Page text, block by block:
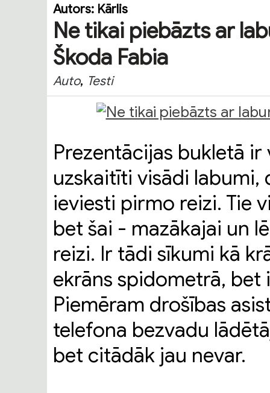
Autors: Kārlis
Ne tikai piebāzts ar
Škoda Fabia
Auto, Testi
Prezentācijas bukletā ir
uzskaitīti visādi
ieviesti pirmo reizi. Tie
bet šai - mazākajai un
reizi. Ir tādi sīkumi kā
ekrāns spidometrā,
Piemēram drošības
telefona bezvadu
bet citādāk jau nevar.